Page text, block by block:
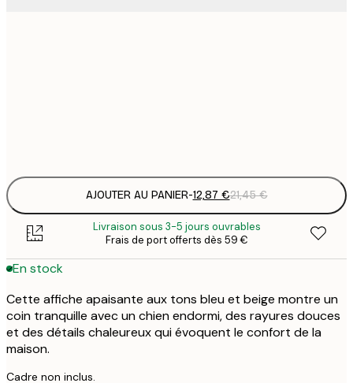
AJOUTER AU PANIER-12,87 €21,45 €
Livraison sous 3-5 jours ouvrables
Frais de port offerts dès 59 €
En stock
Cette affiche apaisante aux tons bleu et beige montre un
coin tranquille avec un chien endormi, des rayures douces
et des détails chaleureux qui évoquent le confort de la
maison.
Cadre non inclus.